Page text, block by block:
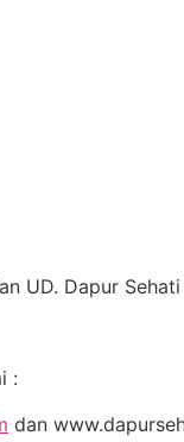
UD. Dapur Sehati
:
dan